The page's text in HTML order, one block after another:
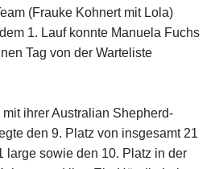
(Frauke Kohnert mit Lola)
1. Lauf konnte Manuela Fuchs
Tag von der Warteliste
ihrer Australian Shepherd-
den 9. Platz von insgesamt 21
large sowie den 10. Platz in der